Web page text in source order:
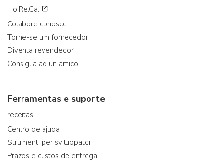
Ho.Re.Ca.
Colabore conosco
Torne-se um fornecedor
Diventa revendedor
Consiglia ad un amico
Ferramentas e suporte
receitas
Centro de ajuda
Strumenti per sviluppatori
Prazos e custos de entrega